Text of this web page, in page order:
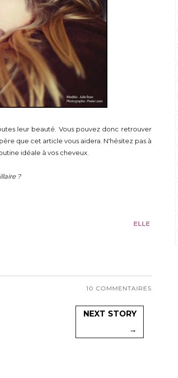
leur beauté. Vous pouvez donc retrouver
que cet article vous aidera. N'hésitez pas à
idéale à vos cheveux.
?
ELLE
10 COMMENTAIRES
NEXT STORY
→